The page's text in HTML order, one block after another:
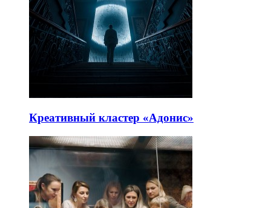
Креативный кластер «Адонис»